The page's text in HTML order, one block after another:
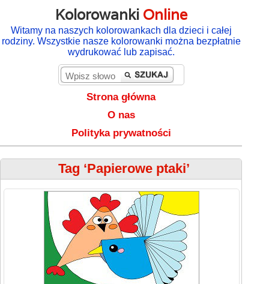
Kolorowanki Online
Witamy na naszych kolorowankach dla dzieci i całej
rodziny. Wszystkie nasze kolorowanki można bezpłatnie
wydrukować lub zapisać.
Strona główna
O nas
Polityka prywatności
Tag ‘Papierowe ptaki’